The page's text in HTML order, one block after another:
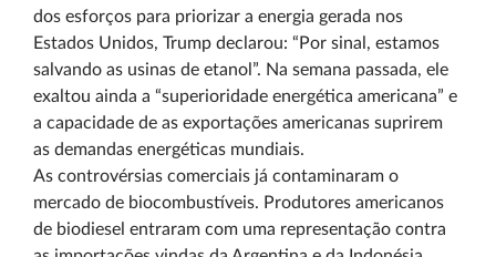
dos esforços para priorizar a energia gerada nos
Estados Unidos, Trump declarou: “Por sinal, estamos
salvando as usinas de etanol”. Na semana passada, ele
exaltou ainda a “superioridade energética americana” e
a capacidade de as exportações americanas suprirem
as demandas energéticas mundiais.
As controvérsias comerciais já contaminaram o
mercado de biocombustíveis. Produtores americanos
de biodiesel entraram com uma representação contra